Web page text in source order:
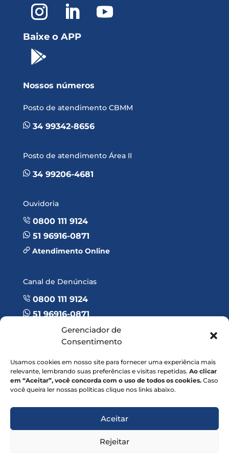
Gerenciador de
Consentimento
Usamos cookies em nosso site para fornecer uma experiência mais
relevante, lembrando suas preferências e visitas repetidas. Ao clicar
em “Aceitar”, você concorda com o uso de todos os cookies. Caso
você queira ler nossas políticas clique nos links abaixo.
Aceitar
Rejeitar
Baixe o APP

Nossos números
Posto de atendimento CBMM
34 99342-8656
Posto de atendimento Área II
34 99206-4681
Ouvidoria
0800 111 9124
51 96916-0871
Atendimento Online
Canal de Denúncias
0800 111 9124
51 96916-0871
Atendimento Online
contato@coopcredmais.com
©2024 Cooperativa de Economia e Crédito Mútuo dos Empregados